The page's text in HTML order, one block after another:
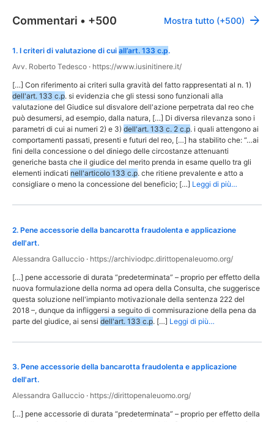
Commentari • +500 Mostra tutto (+500)
1. I criteri di valutazione di cui all’art. 133 c.p.
Avv. Roberto Tedesco · https://www.iusinitinere.it/
[…] Con riferimento ai criteri sulla gravità del fatto rappresentati al n. 1)
dell'art. 133 c.p. si evidenzia che gli stessi sono funzionali alla
valutazione del Giudice sul disvalore dell'azione perpetrata dal reo che
può desumersi, ad esempio, dalla natura, […] Di diversa rilevanza sono i
parametri di cui ai numeri 2) e 3) dell'art. 133 c. 2 c.p. i quali attengono ai
comportamenti passati, presenti e futuri del reo, […] ha stabilito che: “…ai
fini della concessione o del diniego delle circostanze attenuanti
generiche basta che il giudice del merito prenda in esame quello tra gli
elementi indicati nell'articolo 133 c.p. che ritiene prevalente e atto a
consigliare o meno la concessione del beneficio; […] Leggi di più…
2. Pene accessorie della bancarotta fraudolenta e applicazione
dell'art.
Alessandra Galluccio · https://archiviodpc.dirittopenaleuomo.org/
[…] pene accessorie di durata “predeterminata” – proprio per effetto della
nuova formulazione della norma ad opera della Consulta, che suggerisce
questa soluzione nell'impianto motivazionale della sentenza 222 del
2018 –, dunque da infliggersi a seguito di commisurazione della pena da
parte del giudice, ai sensi dell'art. 133 c.p. […] Leggi di più…
3. Pene accessorie della bancarotta fraudolenta e applicazione
dell'art.
Alessandra Galluccio · https://dirittopenaleuomo.org/
[…] pene accessorie di durata “predeterminata” – proprio per effetto della